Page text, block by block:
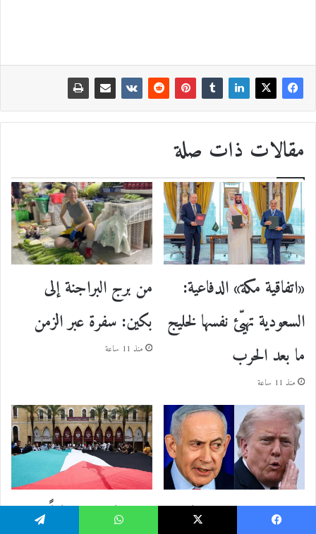
مقالات ذات صلة
«اتفاقية مكة» الدفاعية:
السعودية تهيّئ نفسها لخليج
ما بعد الحرب
منذ 11 ساعة
من برج البراجنة إلى
بكين: سفرة عبر الزمن
منذ 11 ساعة
ترامب يستضيف نتنياهو
بعد غياب 36 عاماً…